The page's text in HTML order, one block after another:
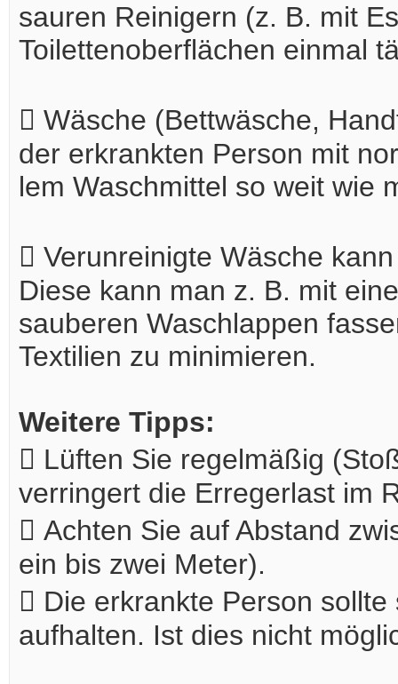
sauren Reinigern (z. B. mit
Toilettenoberflächen einmal
 Wäsche (Bettwäsche,
der erkrankten Person mit
lem Waschmittel so weit wie
 Verunreinigte Wäsche
Diese kann man z. B. mit
sauberen Waschlappen
Textilien zu minimieren.
Weitere Tipps:
 Lüften Sie regelmäßig
verringert die Erregerlast im
 Achten Sie auf Abstand
ein bis zwei Meter).
 Die erkrankte Person
aufhalten. Ist dies nicht